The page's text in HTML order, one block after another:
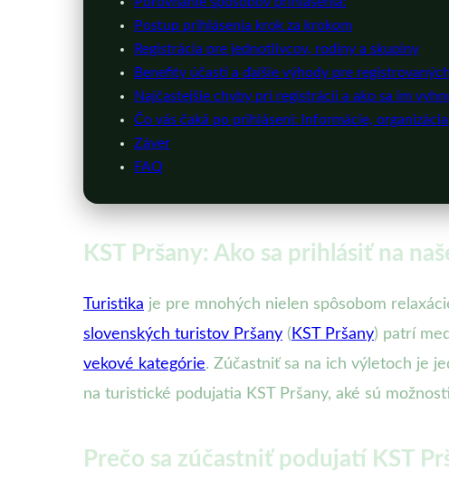
Postup prihlásenia krok za krokom
Registrácia pre jednotlivcov, rodiny a skupiny
Benefity účasti a ďalšie výhody pre
Najčastejšie chyby pri registrácii a ako sa im
Čo vás čaká po prihlásení: Informácie,
Záver
FAQ
KST Pršany: Ako sa prihlásiť na
Turistika je pre mnohých nielen spôsobom
slovenských turistov Pršany ( KST Pršany) patrí
vekové kategórie. Zúčastniť sa na ich výletoch je
na turistické podujatia KST Pršany, aké sú
Prečo sa zúčastniť podujatí KST